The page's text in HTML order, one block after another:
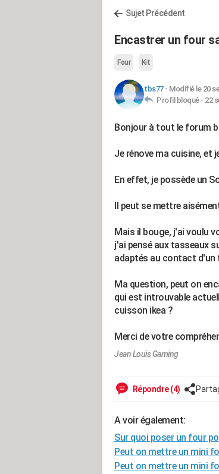
Sujet Précédent
Encastrer un four
Four Kit
tbs77- Modifié le 20
Profil bloqué - 22
Bonjour à tout le forum
Je rénove ma cuisine, et
En effet, je possède un
Il peut se mettre
Mais il bouge, j'ai voulu
j'ai pensé aux tasseaux
adaptés au contact d'un
Ma question, peut on
qui est introuvable
cuisson ikea ?
Merci de votre
Jean Louis Gaming
Répondre (4)
A voir également:
Sur quoi poser un four
Peut on mettre un mini
Peut on mettre un mini